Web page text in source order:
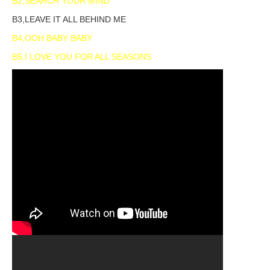
B3,LEAVE IT ALL BEHIND ME
B4,OOH BABY BABY
B5,I LOVE YOU FOR ALL SEASONS